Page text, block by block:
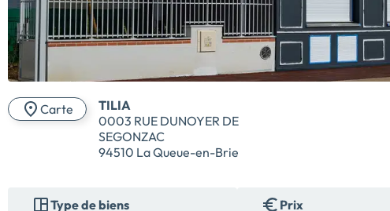
Carte
TILIA
0003 RUE DUNOYER DE
SEGONZAC
94510 La Queue-en-Brie
Type de biens
Prix